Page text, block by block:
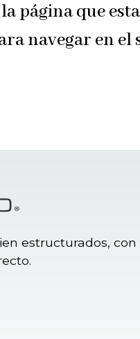
página que
navegar en el
estructurados,